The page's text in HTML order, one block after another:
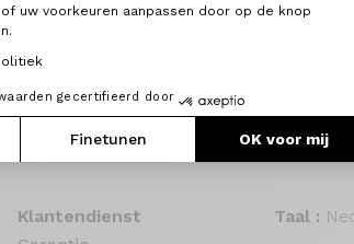
uw voorkeuren aanpassen door op de knop
gecertifieerd door
Finetunen OK voor mij
Klantendienst
Taal :